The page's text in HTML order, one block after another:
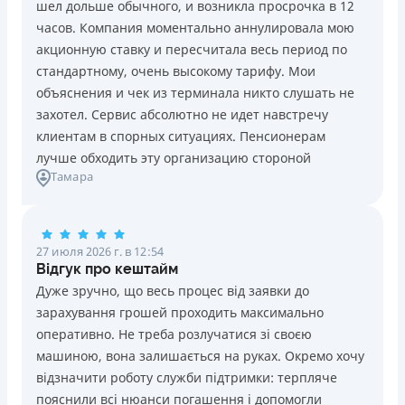
Погашение
В кассах и терминалах отделений
Оплата на расчетный счёт
Онлайн (через сайт или интернет-банкинг)
Через терминалы самообслуживания
Лицензия НБУ
Лицензия НБУ №10
Вся информация о кредите
ПОЛУЧИТЬ ЗАЙМ
Возраст
18 - 70 лет
Преимущества
Сниженная процентная ставка 0,01% в день для
новых клиентов на период от 3 до 30 дней (после
этого стандартная ставка 1%)
Запрашиваются только данные паспорта, ИНН, номер
банковской карты и телефона
проблемной кредитной историей.
Переводятся деньги на банковскую карту сразу после
подписания электронного договора о предоставлении
кредита
Дарятся скидки до -99% постоянным клиентам на
будущие кредиты согласно программе лояльности
Программа лояльности для постоянных клиентов
Круглосуточная поддержка в Viber, Telegram,
шел дольше обычного, и возникла просрочка в 12
часов. Компания моментально аннулировала мою
акционную ставку и пересчитала весь период по
стандартному, очень высокому тарифу. Мои
объяснения и чек из терминала никто слушать не
захотел. Сервис абсолютно не идет навстречу
клиентам в спорных ситуациях. Пенсионерам
лучше обходить эту организацию стороной
Тамара
27 июля 2026 г. в 12:54
Відгук про кештайм
Дуже зручно, що весь процес від заявки до
зарахування грошей проходить максимально
оперативно. Не треба розлучатися зі своєю
машиною, вона залишається на руках. Окремо хочу
відзначити роботу служби підтримки: терпляче
пояснили всі нюанси погашення і допомогли